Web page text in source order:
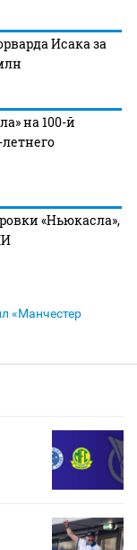
Исака за
на 100-й
«Ньюкасла»,
«Манчестер